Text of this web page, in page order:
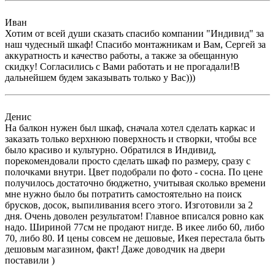
Иван
Хотим от всей души сказать спасибо компании "Индивид" за
наш чудесный шкаф! Спасибо монтажникам и Вам, Сергей за
аккуратность и качество работы, а также за обещанную
скидку! Согласились с Вами работать и не прогадали!В
дальнейшем будем заказывать только у Вас)))
Денис
На балкон нужен был шкаф, сначала хотел сделать каркас и
заказать только верхнюю поверхность и створки, чтобы все
было красиво и культурно. Обратился в Индивид,
порекомендовали просто сделать шкаф по размеру, сразу с
полочками внутри. Цвет подобрали по фото - сосна. По цене
получилось достаточно бюджетно, учитывая сколько времени
мне нужно было бы потратить самостоятельно на поиск
брусков, досок, выпиливания всего этого. Изготовили за 2
дня. Очень доволен результатом! Главное вписался ровно как
надо. Шириной 77см не продают нигде. В икее либо 60, либо
70, либо 80. И цены совсем не дешовые, Икея перестала быть
дешовым магазином, факт! Даже доводчик на двери
поставили )